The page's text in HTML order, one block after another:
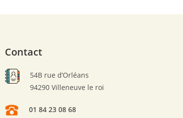
Contact
54B rue d’Orléans
94290 Villeneuve le roi
01 84 23 08 68